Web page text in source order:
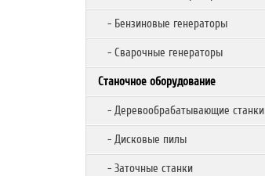
- Бензиновые генераторы
- Сварочные генераторы
Станочное оборудование
- Деревообрабатывающие станки
- Дисковые пилы
- Заточные станки